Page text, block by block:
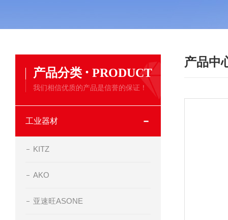
产品分类 · PRODUCT
我们相信优质的产品是信誉的保证！
工业器材
KITZ
AKO
亚速旺ASONE
产品中